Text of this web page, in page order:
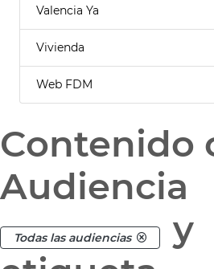
Valencia Ya
Vivienda
Web FDM
Contenido
Audiencia
Todas las audiencias
y